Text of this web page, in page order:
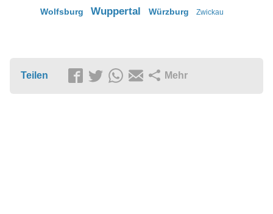
Wolfsburg Wuppertal Würzburg Zwickau
Teilen Mehr